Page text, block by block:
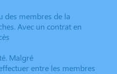
des membres de la
Avec un contrat en
Malgré
entre les membres